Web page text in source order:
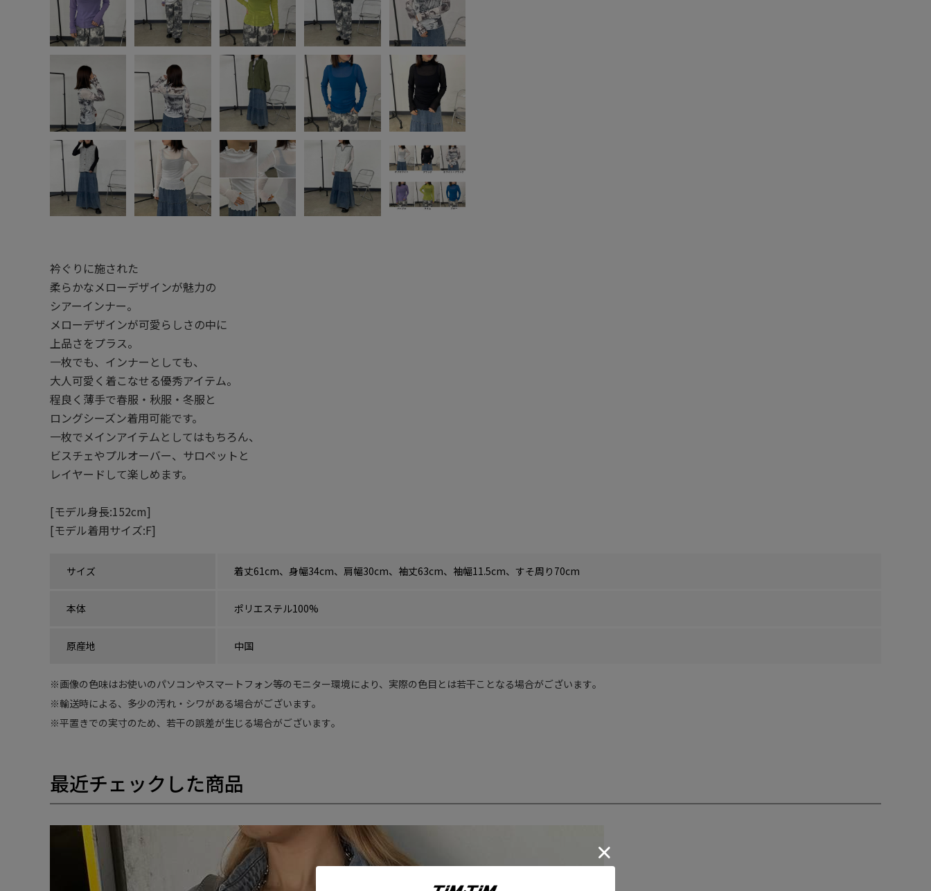
衿ぐりに施された
柔らかなメローデザインが魅力の
シアーインナー。
メローデザインが可愛らしさの中に
上品さをプラス。
一枚でも、インナーとしても、
大人可愛く着こなせる優秀アイテム。
程良く薄手で春服・秋服・冬服と
ロングシーズン着用可能です。
一枚でメインアイテムとしてはもちろん、
ビスチェやプルオーバー、サロペットと
レイヤードして楽しめます。
[モデル身長:152cm]
[モデル着用サイズ:F]
サイズ 着丈61cm、身幅34cm、肩幅30cm、袖丈63cm、袖幅11.5cm、すそ周り70cm
本体 ポリエステル100%
原産地 中国
※画像の色味はお使いのパソコンやスマートフォン等のモニター環境により、実際の色目とは若干ことなる場合がございます｡
※輸送時による、多少の汚れ・シワがある場合がございます｡
※平置きでの実寸のため、若干の誤差が生じる場合がございます｡
最近チェックした商品